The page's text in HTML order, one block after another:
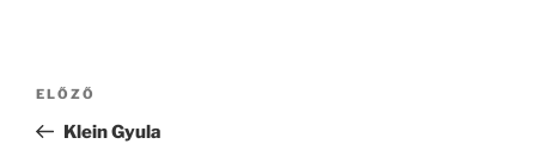
Bejegyzés
Korábbi
bejegyzés
ELŐZŐ
Klein Gyula